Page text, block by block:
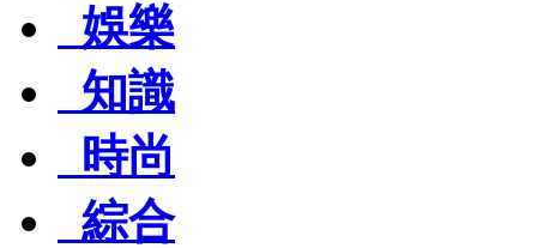
娛樂
知識
時尚
綜合